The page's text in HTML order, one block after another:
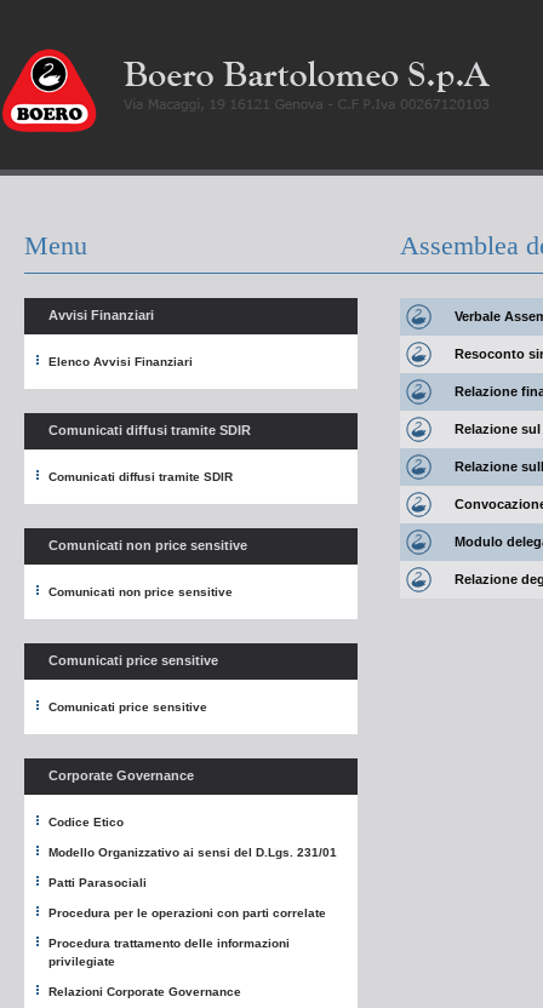
Menu Assemblea
Avvisi Finanziari
Elenco Avvisi Finanziari
Comunicati diffusi tramite SDIR
Comunicati diffusi tramite SDIR
Comunicati non price sensitive
Comunicati non price sensitive
Comunicati price sensitive
Comunicati price sensitive
Corporate Governance
Codice Etico
Modello Organizzativo ai sensi del D.Lgs. 231/01
Patti Parasociali
Procedura per le operazioni con parti correlate
Procedura trattamento delle informazioni
privilegiate
Relazioni Corporate Governance
Verbale
Resoconto
Relazione
Relazione
Relazione
Modulo
Relazione